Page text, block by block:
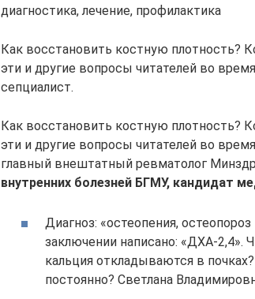
диагностика, лечение, профилактика
Как восстановить костную плотность?
эти и другие вопросы читателей во
сепциалист.
Как восстановить костную плотность?
эти и другие вопросы читателей во
главный внештатный ревматолог
внутренних болезней БГМУ, кандидат
Диагноз: «остеопения,
заключении написано: «ДХА-2,4».
кальция откладываются в
постоянно? Светлана